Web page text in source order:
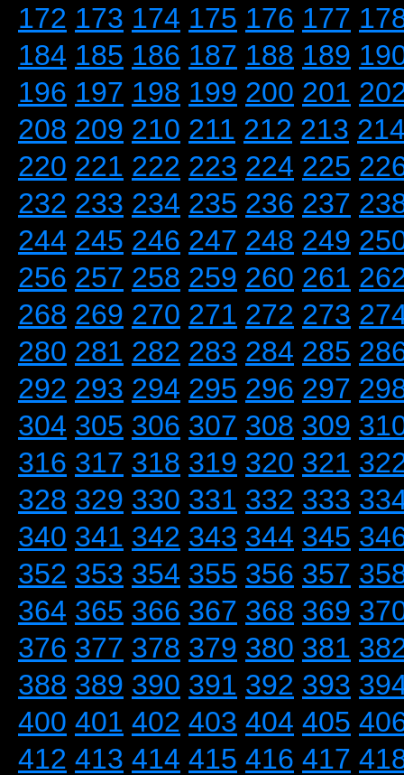
172 173 174 175 176 177
184 185 186 187 188 189
196 197 198 199 200 201
208 209 210 211 212 213
220 221 222 223 224 225
232 233 234 235 236 237
244 245 246 247 248 249
256 257 258 259 260 261
268 269 270 271 272 273
280 281 282 283 284 285
292 293 294 295 296 297
304 305 306 307 308 309
316 317 318 319 320 321
328 329 330 331 332 333
340 341 342 343 344 345
352 353 354 355 356 357
364 365 366 367 368 369
376 377 378 379 380 381
388 389 390 391 392 393
400 401 402 403 404 405
412 413 414 415 416 417